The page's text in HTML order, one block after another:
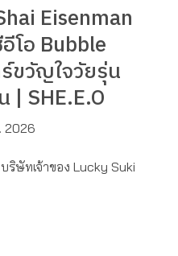
Eisenman
โอ Bubble
ขวัญใจวัยรุ่น
| SHE.E.O
2026